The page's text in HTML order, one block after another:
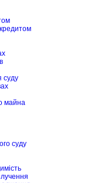
суду
майна
суду